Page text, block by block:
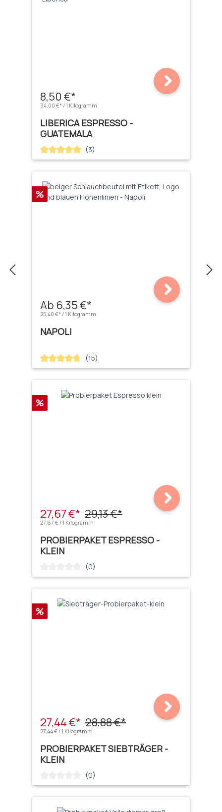
8,50 €*
34,00 €* / 1 Kilogramm
LIBERICA ESPRESSO -
GUATEMALA
Durchschnittliche Bewertung von 5 von 5 Sternen
(3)
Rabatt
%
Ab 6,35 €*
25,40 €* / 1 Kilogramm
NAPOLI
Durchschnittliche Bewertung von 4.67 von 5 Sternen
(15)
Rabatt
%
27,67 €* 29,13 €*
27,67 € / 1 Kilogramm
PROBIERPAKET ESPRESSO -
KLEIN
Durchschnittliche Bewertung von 0 von 5 Sternen
(0)
Rabatt
%
27,44 €* 28,88 €*
27,44 € / 1 Kilogramm
PROBIERPAKET SIEBTRÄGER -
KLEIN
Durchschnittliche Bewertung von 0 von 5 Sternen
(0)